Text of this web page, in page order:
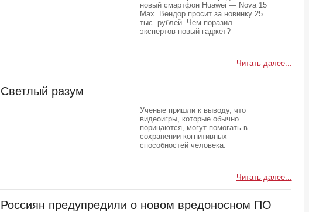
новый смартфон Huawei — Nova 15
Max. Вендор просит за новинку 25
тыс. рублей. Чем поразил
экспертов новый гаджет?
Читать далее...
Светлый разум
Ученые пришли к выводу, что
видеоигры, которые обычно
порицаются, могут помогать в
сохранении когнитивных
способностей человека.
Читать далее...
Россиян предупредили о новом вредоносном ПО